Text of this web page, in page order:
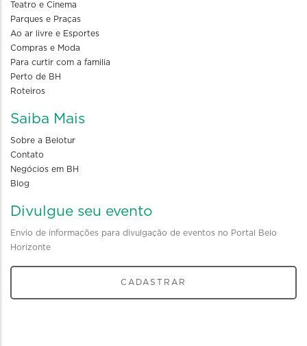
Teatro e Cinema
Parques e Praças
Ao ar livre e Esportes
Compras e Moda
Para curtir com a familia
Perto de BH
Roteiros
Saiba Mais
Sobre a Belotur
Contato
Negócios em BH
Blog
Divulgue seu evento
Envio de informações para divulgação de eventos no Portal Belo
Horizonte
CADASTRAR